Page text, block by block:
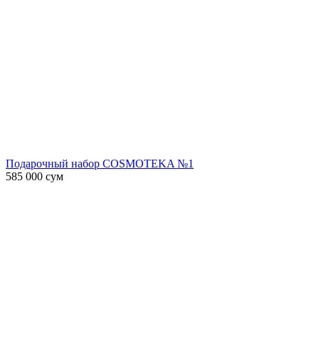
Подарочный набор COSMOTEKA №1
585 000 сум